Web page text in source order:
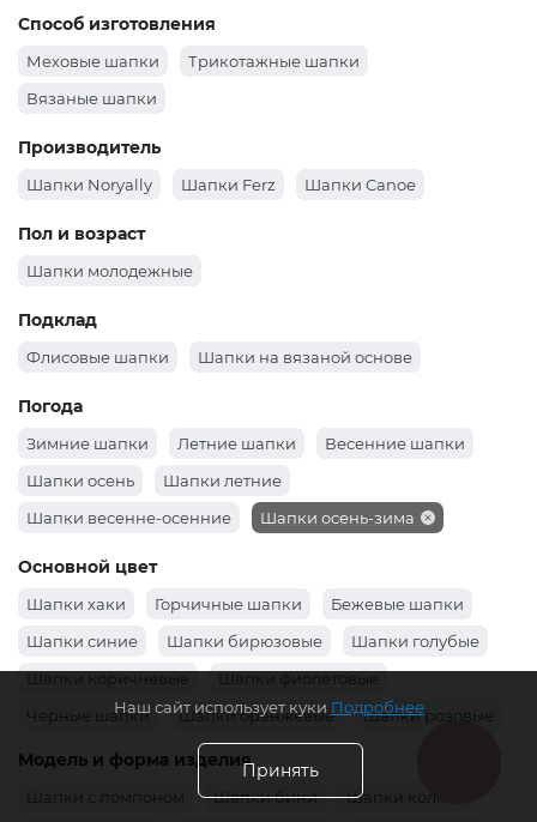
Способ изготовления
Меховые шапки
Трикотажные шапки
Вязаные шапки
Производитель
Шапки Noryally Шапки Ferz Шапки Canoe
Пол и возраст
Шапки молодежные
Подклад
Флисовые шапки Шапки на вязаной основе
Погода
Зимние шапки Летние шапки
Весенние шапки
Шапки осень
Шапки летние
Шапки весенне-осенние
Шапки осень-зима
Основной цвет
Шапки хаки Горчичные шапки
Бежевые шапки
Шапки синие
Шапки бирюзовые
Шапки голубые
Шапки коричневые
Шапки фиолетовые
Черные шапки
Шапки оранжевые
Шапки розовые
Шапки зеленые
Шапки бордовые
Белые шапки
Шапки желтые Красные шапки
Модель и форма изделия
Шапки с помпоном Шапки бини Шапки колпак
Наш сайт использует куки Подробнее
Принять